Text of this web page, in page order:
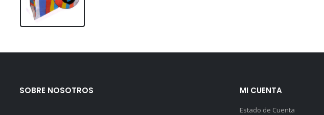
SOBRE NOSOTROS MI CUENTA
Estado de Cuenta